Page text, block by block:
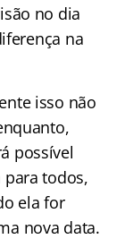
no dia
na
isso não
possível
para todos,
ela for
nova data.